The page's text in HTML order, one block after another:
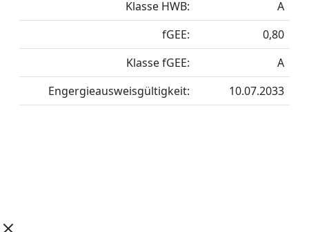
Klasse HWB:
A
fGEE:
0,80
Klasse fGEE:
A
Engergieausweisgültigkeit:
10.07.2033